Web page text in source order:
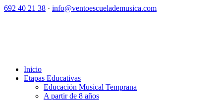
692 40 21 38 · info@ventoescuelademusica.com
Inicio
Etapas Educativas
Educación Musical Temprana
A partir de 8 años